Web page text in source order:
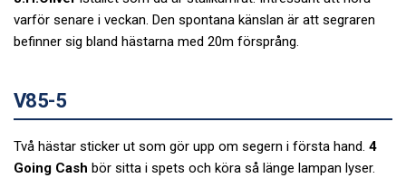
varför senare i veckan. Den spontana känslan är att segraren
befinner sig bland hästarna med 20m försprång.
V85-5
Två hästar sticker ut som gör upp om segern i första hand. 4
Going Cash bör sitta i spets och köra så länge lampan lyser.